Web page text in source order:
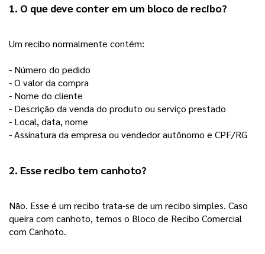
1. O que deve conter em um bloco de recibo?
Um recibo normalmente contém:
- Número do pedido
- O valor da compra
- Nome do cliente
- Descrição da venda do produto ou serviço prestado
- Local, data, nome
- Assinatura da empresa ou vendedor autônomo e CPF/RG
2. Esse recibo tem canhoto?
Não. Esse é um recibo trata-se de um recibo simples. Caso
queira com canhoto, temos o Bloco de Recibo Comercial
com Canhoto.